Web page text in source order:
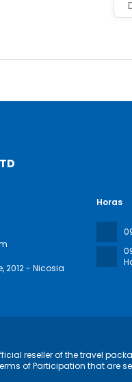
, 2012 - Nicosia
Horas
reseller of the travel
of Participation that are